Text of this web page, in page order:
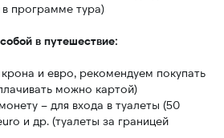
программе тура)
в путешествие:
и евро, рекомендуем покупать
можно картой)
– для входа в туалеты (50
и др. (туалеты за границей